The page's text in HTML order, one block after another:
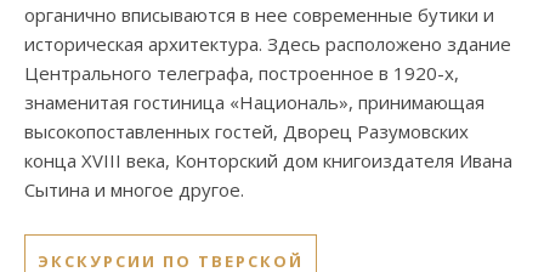
органично вписываются в нее современные бутики и
историческая архитектура. Здесь расположено здание
Центрального телеграфа, построенное в 1920-х,
знаменитая гостиница «Националь», принимающая
высокопоставленных гостей, Дворец Разумовских
конца XVIII века, Конторский дом книгоиздателя Ивана
Сытина и многое другое.
ЭКСКУРСИИ ПО ТВЕРСКОЙ